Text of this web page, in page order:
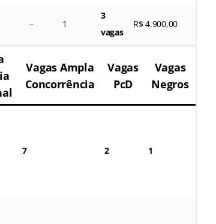
– 1
3
vagas
R$ 4.900,00
Vagas Ampla
Concorrência
Vagas
PcD
Vagas
Negros
7 2 1